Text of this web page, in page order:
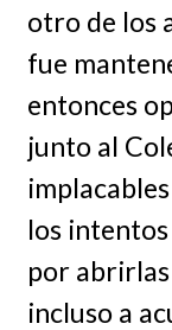
otro de los
fue
entonces
junto al
los
por
incluso a